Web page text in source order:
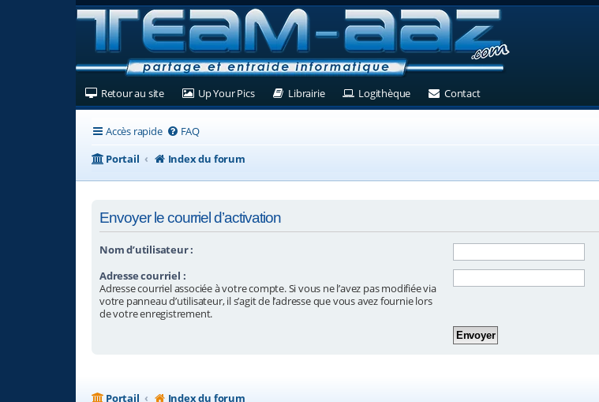
Retour au site(Ouvre un nouvel onglet)
Up Your Pics(Ouvre un nouvel onglet)
Librairie(Ouvre un nouvel onglet)
Logithèque(Ouvre un nouvel onglet)
Contact(Ouvre un nouvel onglet)
Accès rapide FAQ
Portail
Index du forum
Envoyer le courriel d’activation
Nom d’utilisateur :
Adresse courriel :
Adresse courriel associée à votre compte. Si vous ne l’avez pas modifiée via
votre panneau d’utilisateur, il s’agit de l’adresse que vous avez fournie lors
de votre enregistrement.
Portail Index du forum